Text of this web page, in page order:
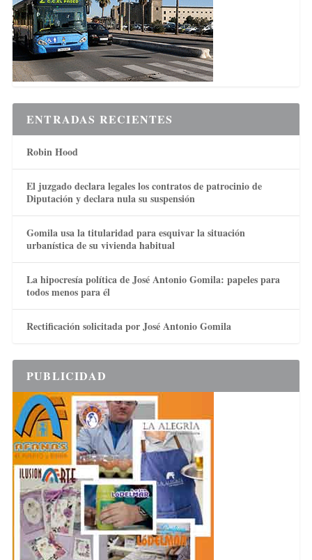
ENTRADAS RECIENTES
Robin Hood
El juzgado declara legales los contratos de patrocinio de
Diputación y declara nula su suspensión
Gomila usa la titularidad para esquivar la situación
urbanística de su vivienda habitual
La hipocresía política de José Antonio Gomila: papeles para
todos menos para él
Rectificación solicitada por José Antonio Gomila
PUBLICIDAD